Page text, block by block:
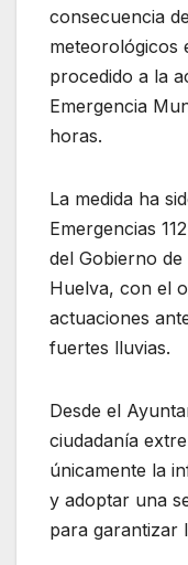
consecuencia
meteorológicos
procedido a la
Emergencia
horas.
La medida ha
Emergencias
del Gobierno
Huelva, con el
actuaciones
fuertes lluvias.
Desde el
ciudadanía
únicamente la
y adoptar una
para garantizar